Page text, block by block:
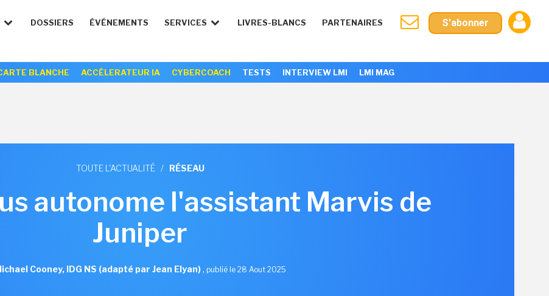
DOSSIERS ÉVÉNEMENTS SERVICES LIVRES-BLANCS PARTENAIRES S'abonner
BLANCHE ACCÉLERATEUR IA CYBERCOACH TESTS INTERVIEW LMI LMI MAG
TOUTE L'ACTUALITÉ / RÉSEAU
autonome l'assistant Marvis de
Juniper
Cooney, IDG NS (adapté par Jean Elyan), publié le 28 Aout 2025